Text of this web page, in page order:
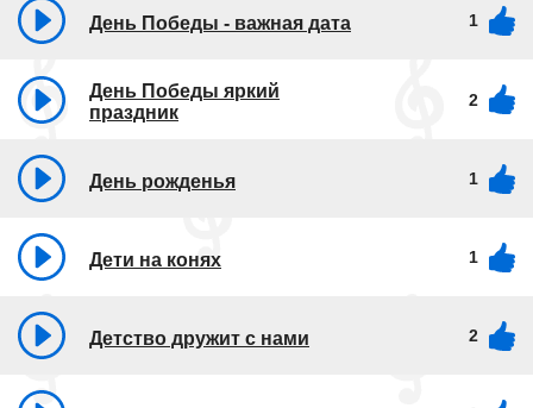
День Победы - важная дата 1
День Победы яркий
праздник
2
День рожденья 1
Дети на конях 1
Детство дружит с нами 2